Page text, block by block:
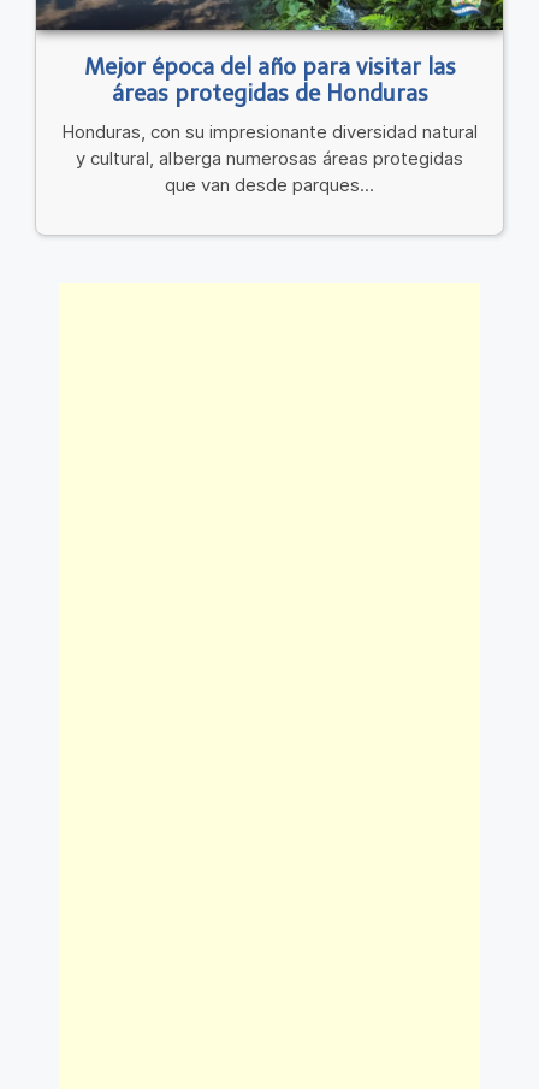
Mejor época del año para visitar las
áreas protegidas de Honduras
Honduras, con su impresionante diversidad natural
y cultural, alberga numerosas áreas protegidas
que van desde parques...